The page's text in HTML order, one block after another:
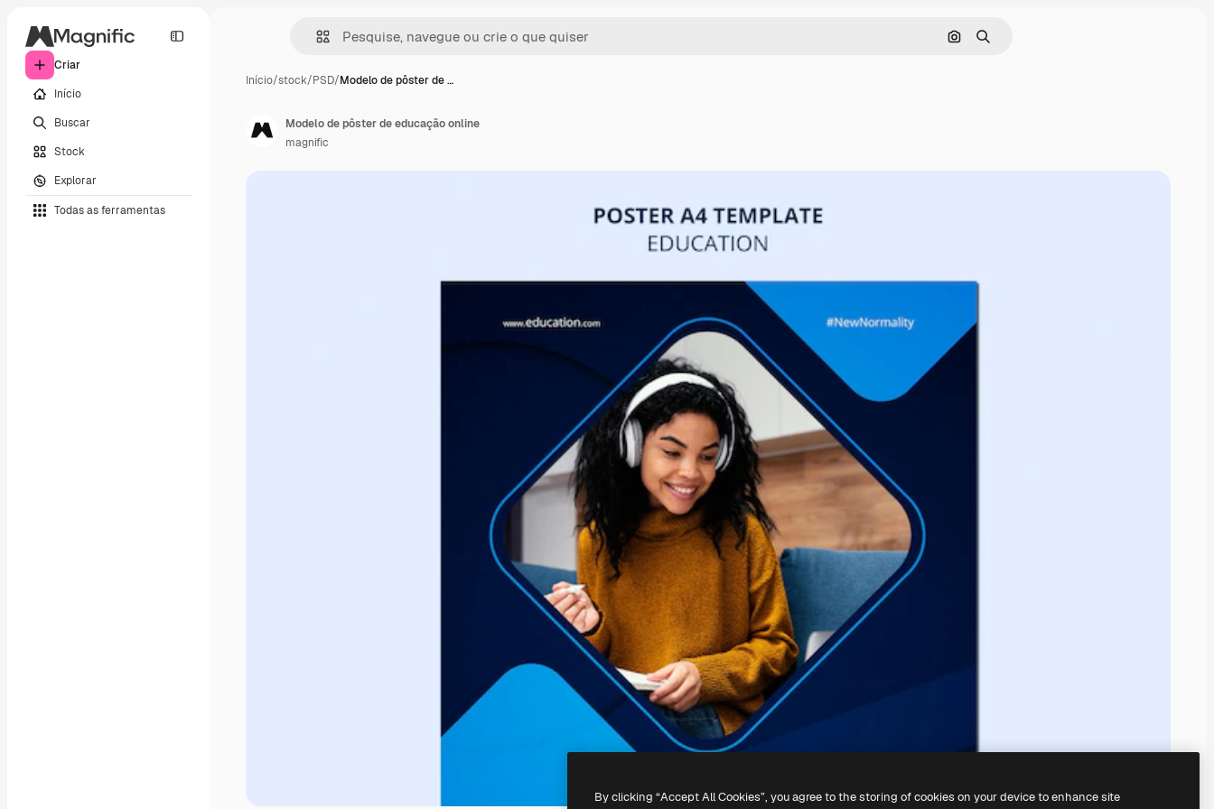
Criar
Início
Buscar
Stock
Explorar
Todas as ferramentas
Pesquisar por imagem
Buscar
Início/stock/PSD/Modelo de pôster de …
Modelo de pôster de educação online
magnific
By clicking “Accept All Cookies”, you agree to the storing of cookies on your device to enhance site